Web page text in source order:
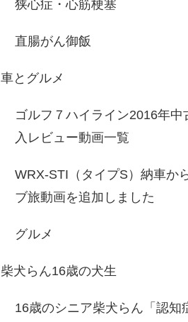
狭心症・心筋梗塞
直腸がん御飯
車とグルメ
ゴルフ７ハイライン2016年中
入レビュー動画一覧
WRX-STI（タイプS）納車か
ブ旅動画を追加しました
グルメ
柴犬らん16歳の犬生
16歳のシニア柴犬らん「認知